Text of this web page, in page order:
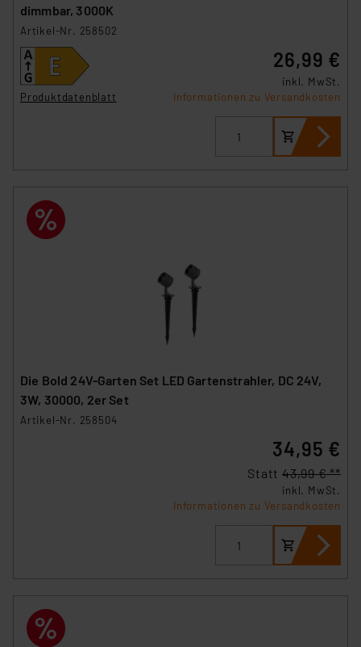
dimmbar, 3000K
Artikel-Nr. 258502
Produktdatenblatt
26,99 €
inkl. MwSt.
Informationen zu Versandkosten
Die Bold 24V-Garten Set LED Gartenstrahler, DC 24V,
3W, 30000, 2er Set
Artikel-Nr. 258504
34,95 €
Statt 43,99 € **
inkl. MwSt.
Informationen zu Versandkosten